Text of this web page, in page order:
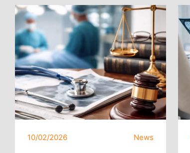
10/02/2026 News